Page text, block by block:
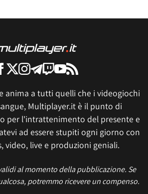
anima a tutti quelli che i videogiochi
Multiplayer.it è il punto di
per l'intrattenimento del presente e
ad essere stupiti ogni giorno con
video, live e produzioni geniali.
al momento della pubblicazione. Se
potremmo ricevere un compenso.